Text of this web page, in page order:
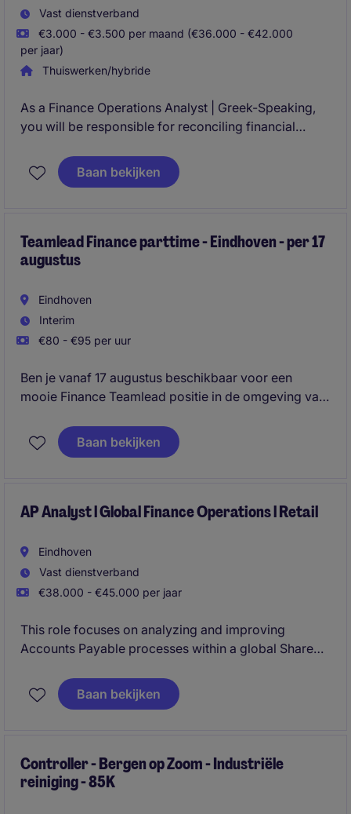
Vast dienstverband
€3.000 - €3.500 per maand (€36.000 - €42.000
per jaar)
Thuiswerken/hybride
As a Finance Operations Analyst | Greek-Speaking,
you will be responsible for reconciling financial
supporting accurate revenue reporting while working
closely with international stakeholders and local
Baan bekijken
Teamlead Finance parttime - Eindhoven - per 17
augustus
Eindhoven
Interim
€80 - €95 per uur
Ben je vanaf 17 augustus beschikbaar voor een
mooie Finance Teamlead positie in de omgeving van
Baan bekijken
AP Analyst l Global Finance Operations l Retail
Eindhoven
Vast dienstverband
€38.000 - €45.000 per jaar
This role focuses on analyzing and improving
Accounts Payable processes within a global Shared
reporting, and data-driven insights. You work closely
with international stakeholders to enhance efficiency,
Baan bekijken
Controller - Bergen op Zoom - Industriële
reiniging - 85K